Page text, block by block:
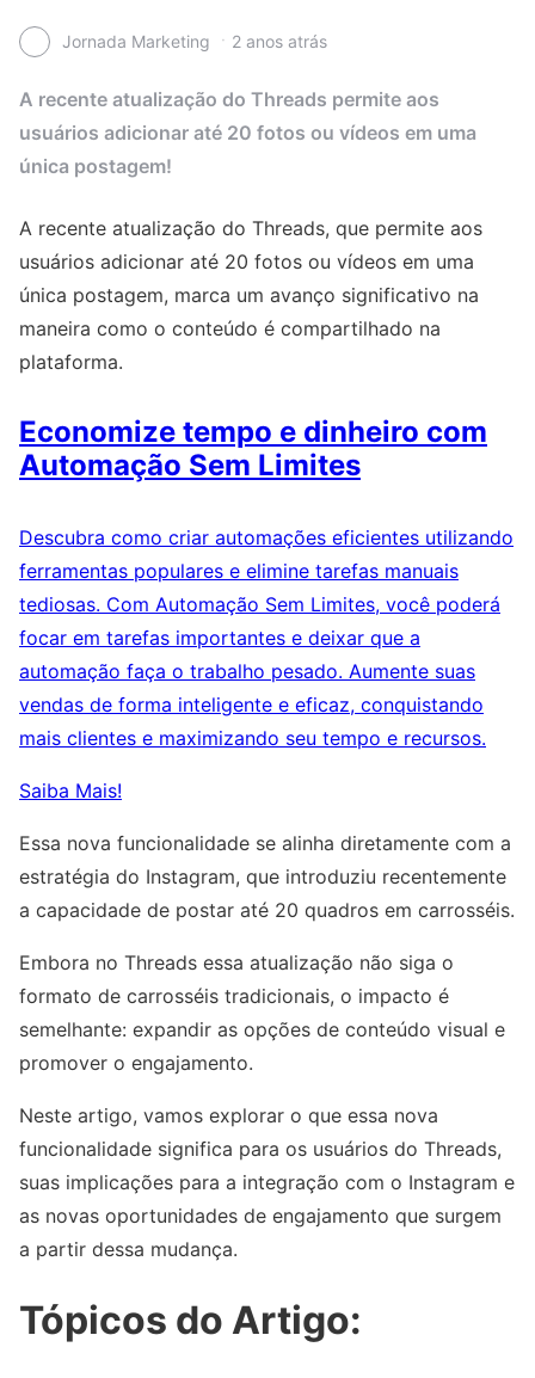
Jornada Marketing 2 anos atrás
A recente atualização do Threads permite aos
usuários adicionar até 20 fotos ou vídeos em uma
única postagem!
A recente atualização do Threads, que permite aos
usuários adicionar até 20 fotos ou vídeos em uma
única postagem, marca um avanço significativo na
maneira como o conteúdo é compartilhado na
plataforma.
Economize tempo e dinheiro com
Automação Sem Limites
Descubra como criar automações eficientes utilizando
ferramentas populares e elimine tarefas manuais
tediosas. Com Automação Sem Limites, você poderá
focar em tarefas importantes e deixar que a
automação faça o trabalho pesado. Aumente suas
vendas de forma inteligente e eficaz, conquistando
mais clientes e maximizando seu tempo e recursos.
Saiba Mais!
Essa nova funcionalidade se alinha diretamente com a
estratégia do Instagram, que introduziu recentemente
a capacidade de postar até 20 quadros em carrosséis.
Embora no Threads essa atualização não siga o
formato de carrosséis tradicionais, o impacto é
semelhante: expandir as opções de conteúdo visual e
promover o engajamento.
Neste artigo, vamos explorar o que essa nova
funcionalidade significa para os usuários do Threads,
suas implicações para a integração com o Instagram e
as novas oportunidades de engajamento que surgem
a partir dessa mudança.
Tópicos do Artigo: